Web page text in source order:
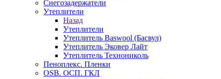
Снегозадержатели
Утеплители
Назад
Утеплители
Утеплитель Baswool (Басвул)
Утеплитель Эковер Лайт
Утеплитель Технониколь
Пеноплекс. Пленки
OSB. ОСП. ГКЛ